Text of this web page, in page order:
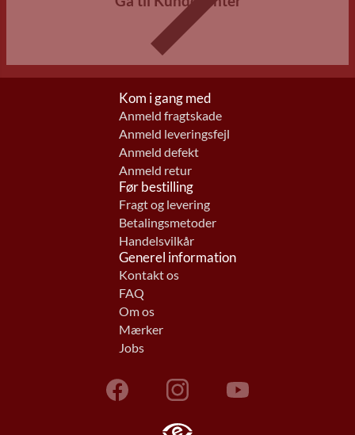
Kom i gang med
Anmeld fragtskade
Anmeld leveringsfejl
Anmeld defekt
Anmeld retur
Før bestilling
Fragt og levering
Betalingsmetoder
Handelsvilkår
Generel information
Kontakt os
FAQ
Om os
Mærker
Jobs